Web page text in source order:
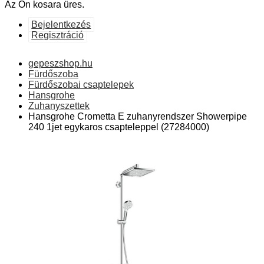
Az Ön kosara üres.
Bejelentkezés
Regisztráció
gepeszshop.hu
Fürdőszoba
Fürdőszobai csaptelepek
Hansgrohe
Zuhanyszettek
Hansgrohe Crometta E zuhanyrendszer Showerpipe
240 1jet egykaros csapteleppel (27284000)